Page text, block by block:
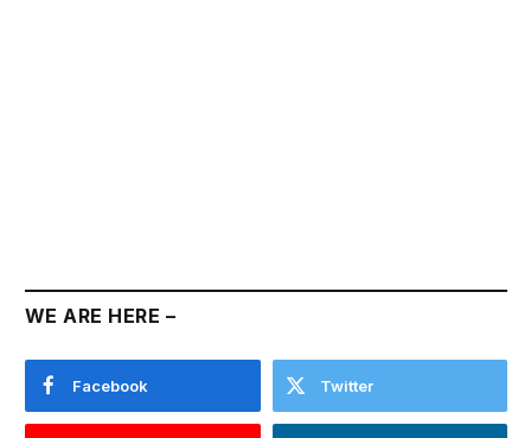
WE ARE HERE –
Facebook Twitter